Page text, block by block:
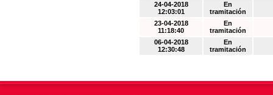
24-04-2018
12:03:01
En
tramitación
23-04-2018
11:18:40
En
tramitación
06-04-2018
12:30:48
En
tramitación